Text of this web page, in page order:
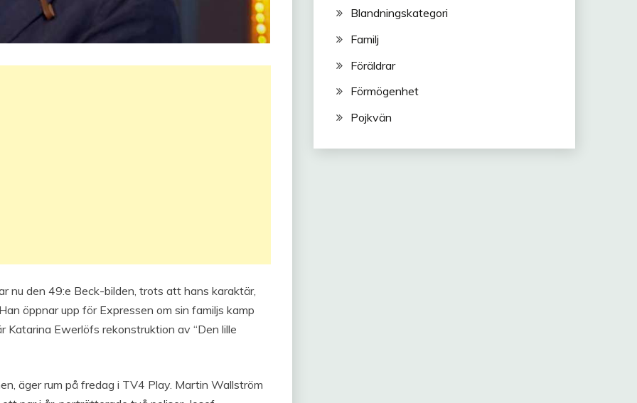
nu den 49:e Beck-bilden, trots att hans karaktär,
öppnar upp för Expressen om sin familjs kamp
Katarina Ewerlöfs rekonstruktion av “Den lille
äger rum på fredag i TV4 Play. Martin Wallström
Blandningskategori
Familj
Föräldrar
Förmögenhet
Pojkvän